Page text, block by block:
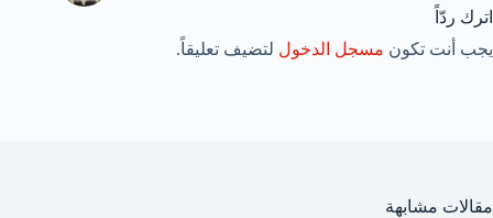
اترك ردّاً
يجب أنت تكون مسجل الدخول لتضيف تعليقاً.
مقالات مشابهة